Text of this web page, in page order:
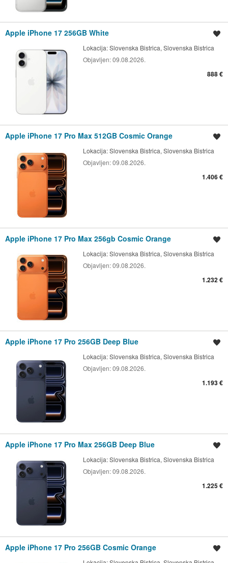
Apple iPhone 17 256GB White
Lokacija:Slovenska Bistrica, Slovenska Bistrica
Objavljen:09.08.2026.
888 €
Apple iPhone 17 Pro Max 512GB Cosmic Orange
Lokacija:Slovenska Bistrica, Slovenska Bistrica
Objavljen:09.08.2026.
1.406 €
Apple iPhone 17 Pro Max 256gb Cosmic Orange
Lokacija:Slovenska Bistrica, Slovenska Bistrica
Objavljen:09.08.2026.
1.232 €
Apple iPhone 17 Pro 256GB Deep Blue
Lokacija:Slovenska Bistrica, Slovenska Bistrica
Objavljen:09.08.2026.
1.193 €
Apple iPhone 17 Pro Max 256GB Deep Blue
Lokacija:Slovenska Bistrica, Slovenska Bistrica
Objavljen:09.08.2026.
1.225 €
Apple iPhone 17 Pro 256GB Cosmic Orange